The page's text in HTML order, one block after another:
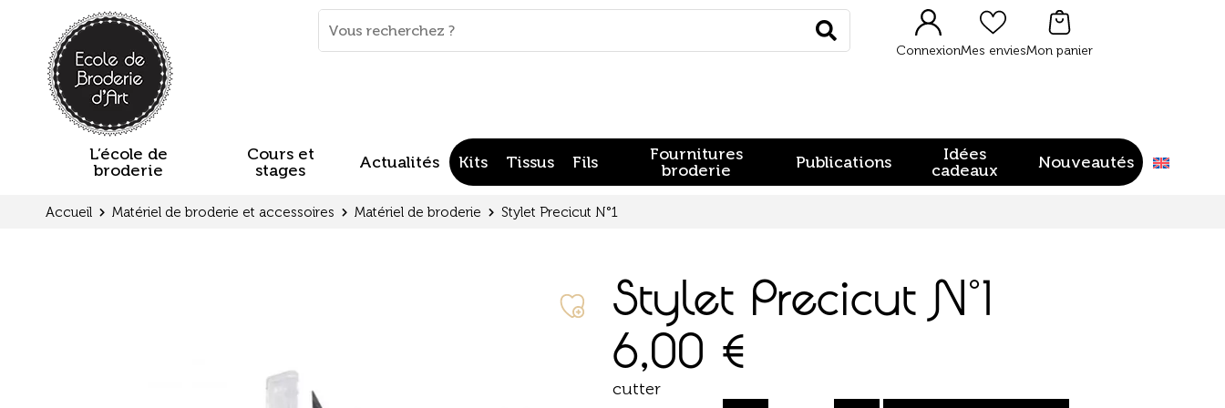
clés
Rechercher
ConnexionMes enviesMon panier
L’école de
broderie
Cours et
stages
Actualités Kits Tissus Fils
Fournitures
broderie
Publications
Idées
cadeaux
Nouveautés
Accueil Matériel de broderie et accessoires Matériel de broderie Stylet Precicut N°1
Stylet Precicut N°1
6,00 €
cutter
Panneau de gestion des cookies